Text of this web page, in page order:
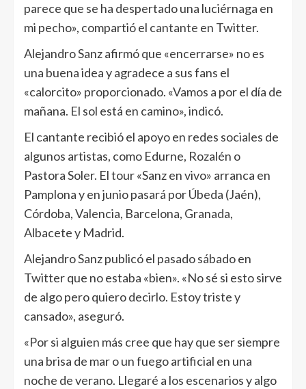
parece que se ha despertado una luciérnaga en
mi pecho», compartió el cantante en Twitter.
Alejandro Sanz afirmó que «encerrarse» no es
una buena idea y agradece a sus fans el
«calorcito» proporcionado. «Vamos a por el día de
mañana. El sol está en camino», indicó.
El cantante recibió el apoyo en redes sociales de
algunos artistas, como Edurne, Rozalén o
Pastora Soler. El tour «Sanz en vivo» arranca en
Pamplona y en junio pasará por Úbeda (Jaén),
Córdoba, Valencia, Barcelona, Granada,
Albacete y Madrid.
Alejandro Sanz publicó el pasado sábado en
Twitter que no estaba «bien». «No sé si esto sirve
de algo pero quiero decirlo. Estoy triste y
cansado», aseguró.
«Por si alguien más cree que hay que ser siempre
una brisa de mar o un fuego artificial en una
noche de verano. Llegaré a los escenarios y algo